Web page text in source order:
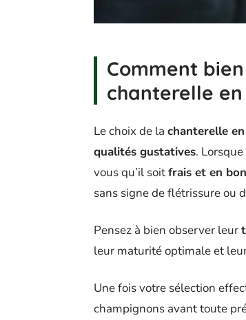
Comment
chanterelle
Le choix de la chanterelle
qualités gustatives.
vous qu’il soitfrais et en
sans signe de flétrissure ou
Pensez à bien observer leur
leur maturité optimale et
Une fois votre sélection
champignons avant toute